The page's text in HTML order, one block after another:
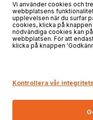
Vi använder cookies och
webbplatsens
upplevelsen när du surfar
cookies, klicka på
nödvändiga cookies kan
webbplatsen. För att
klicka på knappen
Kontrollera vår